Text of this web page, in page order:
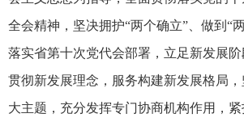
全会精神，坚决拥护“两个确立”、做到“
落实省第十次党代会部署，立足新发展
贯彻新发展理念，服务构建新发展格局
大主题，充分发挥专门协商机构作用，